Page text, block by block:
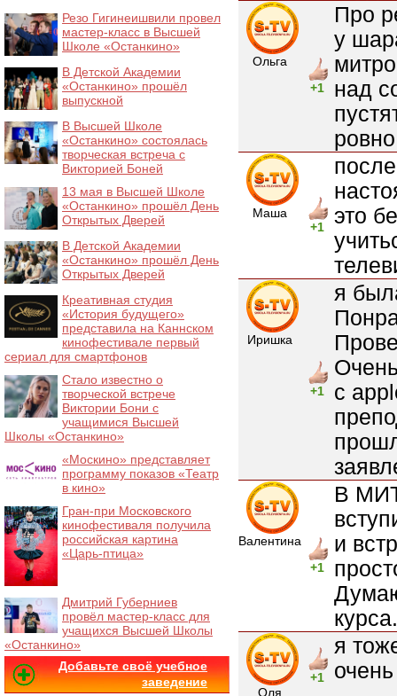
Ольга
+1
Про
у
над
Маша
+1
это
Иришка
+1
я
с
Валентина
+1
В
и
курса.
Оля
+1
я
Резо Гигинеишвили провел
мастер-класс в Высшей
Школе «Останкино»
В Детской Академии
«Останкино» прошёл
выпускной
В Высшей Школе
«Останкино» состоялась
творческая встреча с
Викторией Боней
13 мая в Высшей Школе
«Останкино» прошёл День
Открытых Дверей
В Детской Академии
«Останкино» прошёл День
Открытых Дверей
Креативная студия
«История будущего»
представила на Каннском
кинофестивале первый
сериал для смартфонов
Стало известно о
творческой встрече
Виктории Бони с
учащимися Высшей
Школы «Останкино»
«Москино» представляет
программу показов «Театр
в кино»
Гран-при Московского
кинофестиваля получила
российская картина
«Царь-птица»
Дмитрий Губерниев
провёл мастер-класс для
учащихся Высшей Школы
«Останкино»
Добавьте своё учебное
заведение